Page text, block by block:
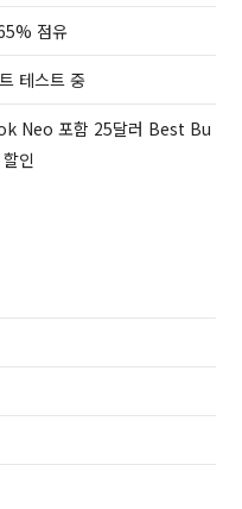
점유
테스트 중
Neo 포함 25달러 Best Bu
인